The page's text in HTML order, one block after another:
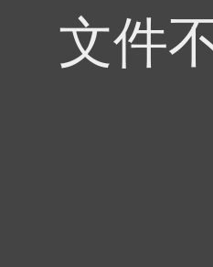
文件